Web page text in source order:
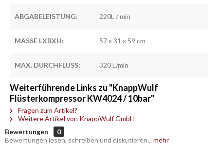
ABGABELEISTUNG: 220L / min
MASSE LXBXH: 57 x 31 x 59 cm
MAX. DURCHFLUSS: 320 L/min
Weiterführende Links zu "KnappWulf
Flüsterkompressor KW4024 / 10bar"
Fragen zum Artikel?
Weitere Artikel von KnappWulf GmbH
Bewertungen
0
Bewertungen lesen, schreiben und diskutieren... mehr